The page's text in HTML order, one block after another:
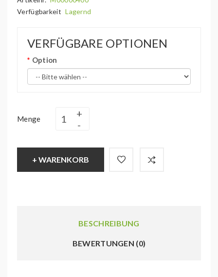
Verfügbarkeit Lagernd
VERFÜGBARE OPTIONEN
Option
Menge
+ WARENKORB
BESCHREIBUNG
BEWERTUNGEN (0)